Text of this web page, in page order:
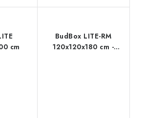
cm
BudBox LITE-RM
120x120x180 cm -